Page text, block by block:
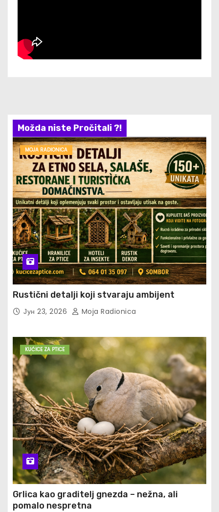
Možda niste Pročitali ?!
MOJA RADIONICA
Rustični detalji koji stvaraju ambijent
Јун 23, 2026 Moja Radionica
KUĆICE ZA PTICE
Grlica kao graditelj gnezda – nežna, ali
pomalo nespretna